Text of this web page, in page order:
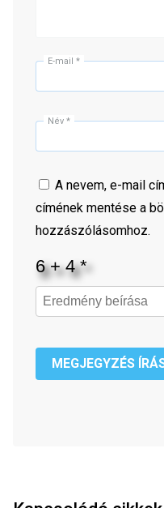
E-mail *
Név *
A nevem, e-mail
címének mentése a
hozzászólásomhoz.
MEGJEGYZÉS